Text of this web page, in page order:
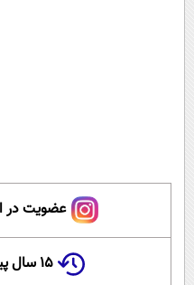
عضویت در
۱۵ سال پیش در چنین روزی